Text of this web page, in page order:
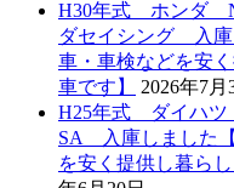
H30年式 ホンダ
ダセイシング 入庫
車・車検などを安
車です】
2026年7月
H25年式 ダイハツ
SA 入庫しました
を安く提供し暮ら